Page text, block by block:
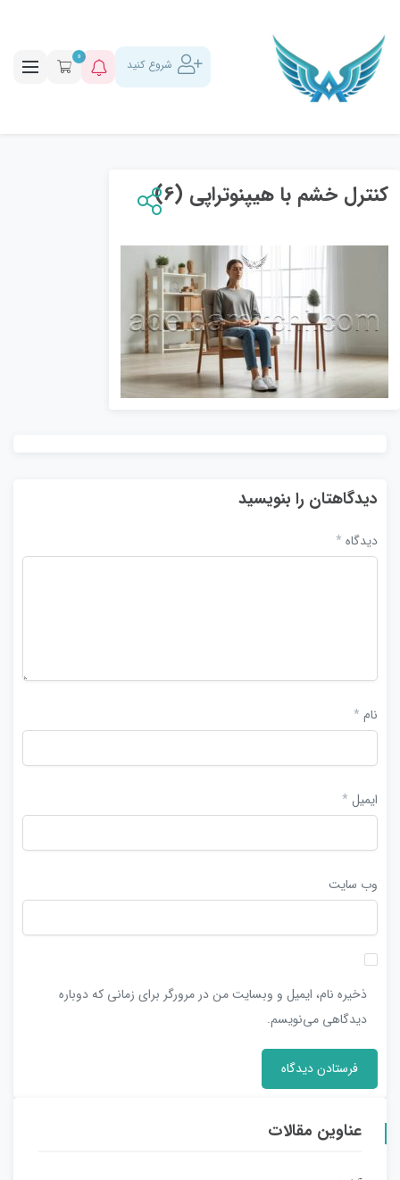
شروع کنید 0
کنترل خشم با هیپنوتراپی (6)
دیدگاهتان را بنویسید
دیدگاه *
نام *
ایمیل *
وب‌ سایت
ذخیره نام، ایمیل و وبسایت من در مرورگر برای زمانی که دوباره
دیدگاهی می‌نویسم.
عناوین مقالات